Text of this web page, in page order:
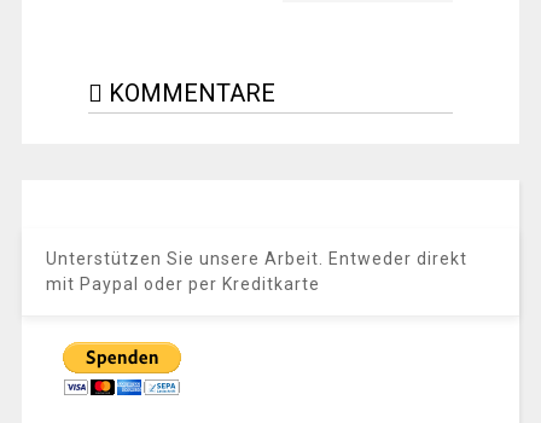
KOMMENTARE
Unterstützen Sie unsere Arbeit. Entweder direkt
mit Paypal oder per Kreditkarte